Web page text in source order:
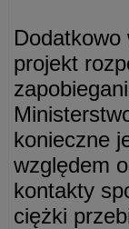
Dodatkowo
projekt
konieczne
względem
kontakty
ciężki